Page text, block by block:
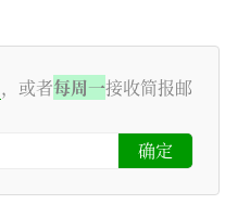
，或者每周一接收简报邮